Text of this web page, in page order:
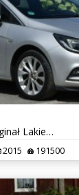
1.0B 2015r Navi PDC Oryginał Lakier Nowy Rozrząd Sprowadzony
2015 191500